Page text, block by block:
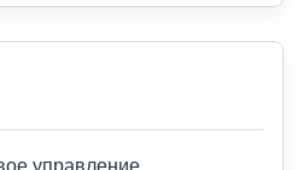
управление